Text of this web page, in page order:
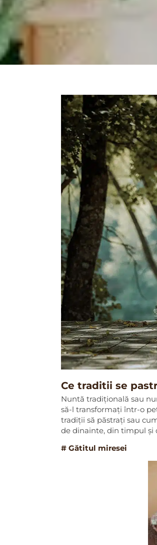
Ce traditii se
Nuntă tradițională sau
să-l transformați într-o
tradiții să păstrați sau
de dinainte, din timpul și
# Gătitul miresei